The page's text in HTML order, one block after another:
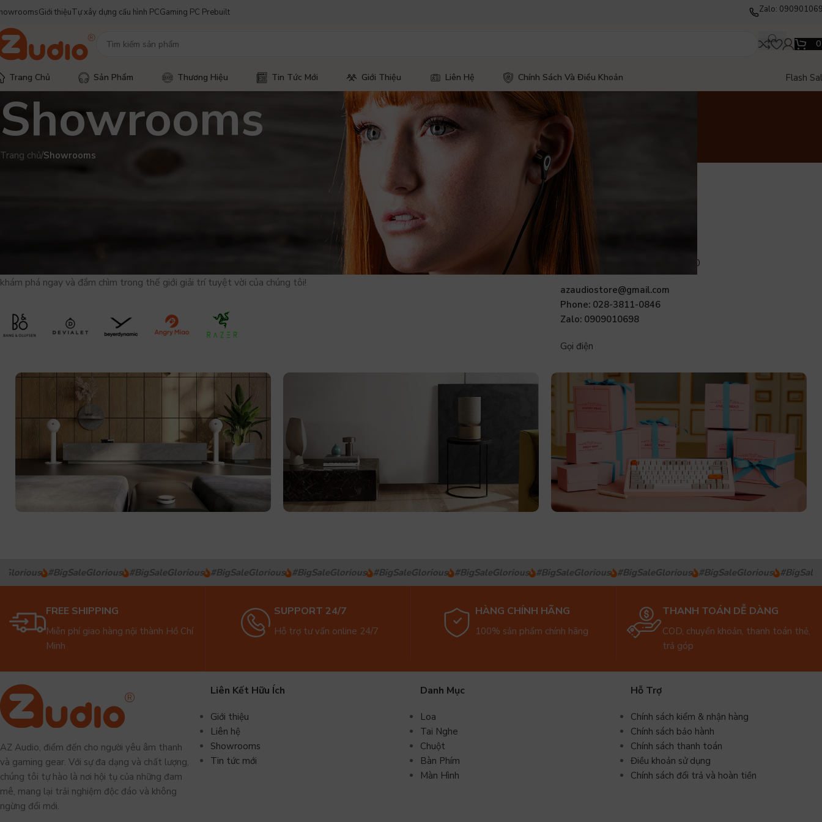
Này Bạn, Đăng Ký Và Kết
nối với AZ Audio!
Giới thiệuTự xây dựng cấu hình PCGaming PC Prebuilt Zalo:
Trang Chủ Sản Phẩm Thương Hiệu Tin Tức Mới Giới Thiệu Liên Hệ Chính Sách Và Điều Khoản Flash
Showrooms
Trang chủ/Showrooms
Chào mừng bạn đến với cửa hàng của chúng tôi, nơi mà đam mê gaming và âm thanh tạo nên một không gian
độc đáo. Với sự đa dạng và chất lượng cao, chúng tôi hứa mang đến cho bạn trải nghiệm mua sắm đẳng cấp. Hãy
khám phá ngay và đắm chìm trong thế giới giải trí tuyệt vời của chúng tôi!
417 Nguyễn Thái Bình
Phường Bảy Hiền
TP.Hồ Chí Minh, 70000
Thứ Hai – Thứ Bảy 09:00 – 19:00
azaudiostore@gmail.com
Phone: 028-3811-0846
Zalo: 0909010698
Gọi điện
#BigSaleGlorious #BigSaleGlorious #BigSaleGlorious #BigSaleGlorious #BigSaleGlorious #BigSaleGlorious #BigSaleGlorious #BigSaleGlorious #BigSaleGlorious
FREE SHIPPING
Miễn phí giao hàng nội thành Hồ Chí
Minh
SUPPORT 24/7
Hỗ trợ tư vấn online 24/7
HÀNG CHÍNH HÃNG
100% sản phẩm chính hãng
THANH TOÁN DỄ DÀNG
COD, chuyển khoản, thanh toán thẻ,
trả góp
AZ Audio, điểm đến cho người yêu âm thanh
và gaming gear. Với sự đa dạng và chất lượng,
chúng tôi tự hào là nơi hội tụ của những đam
mê, mang lại trải nghiệm độc đáo và không
ngừng đổi mới.
Liên Kết Hữu Ích
Giới thiệu
Liên hệ
Showrooms
Tin tức mới
Danh Mục
Loa
Tai Nghe
Chuột
Bàn Phím
Màn Hình
Hỗ Trợ
Chính sách kiểm & nhận hàng
Chính sách bảo hành
Chính sách thanh toán
Điều khoản sử dụng
Chính sách đổi trả và hoàn tiền